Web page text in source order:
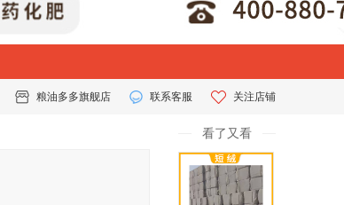
粮油多多旗舰店 联系客服 关注店铺
看了又看